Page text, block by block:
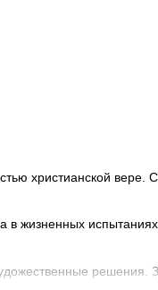
христианской вере.
жизненных
решения.